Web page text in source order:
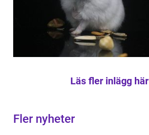
Läs fler inlägg här
Fler nyheter